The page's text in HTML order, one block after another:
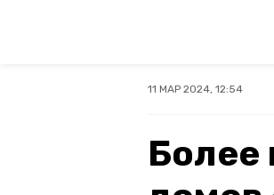
11 МАР 2024, 12:54
Более